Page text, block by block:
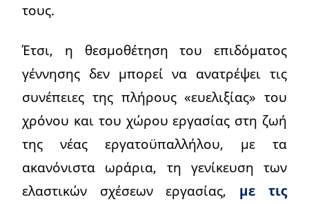
τους.
Έτσι, η θεσμοθέτηση του επιδόματος
γέννησης δεν μπορεί να ανατρέψει τις
συνέπειες της πλήρους «ευελιξίας» του
χρόνου και του χώρου εργασίας στη ζωή
της νέας εργατοϋπαλλήλου, με τα
ακανόνιστα ωράρια, τη γενίκευση των
ελαστικών σχέσεων εργασίας, με τις